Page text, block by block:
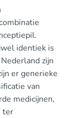
identiek is
zijn
er generieke
van
medicijnen,
ter